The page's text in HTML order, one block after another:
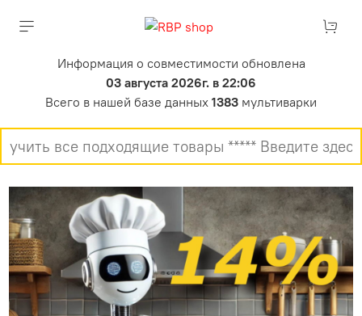
Информация о совместимости обновлена
03 августа 2026г. в 22:06
Всего в нашей базе данных 1383 мультиварки